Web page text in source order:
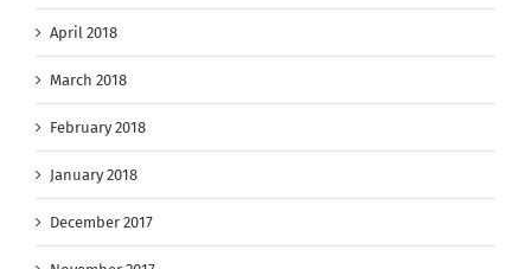
April 2018
March 2018
February 2018
January 2018
December 2017